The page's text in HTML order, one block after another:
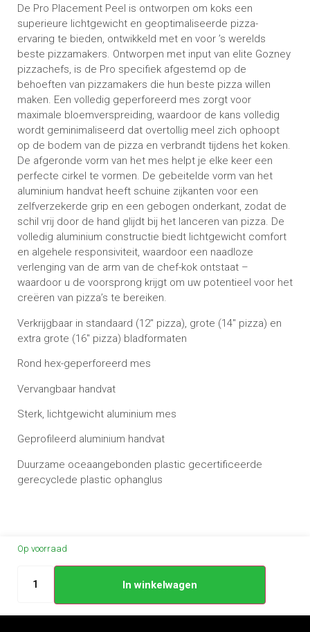
De Pro Placement Peel is ontworpen om koks een
superieure lichtgewicht en geoptimaliseerde pizza-
ervaring te bieden, ontwikkeld met en voor ’s werelds
beste pizzamakers. Ontworpen met input van elite Gozney
pizzachefs, is de Pro specifiek afgestemd op de
behoeften van pizzamakers die hun beste pizza willen
maken. Een volledig geperforeerd mes zorgt voor
maximale bloemverspreiding, waardoor de kans volledig
wordt geminimaliseerd dat overtollig meel zich ophoopt
op de bodem van de pizza en verbrandt tijdens het koken.
De afgeronde vorm van het mes helpt je elke keer een
perfecte cirkel te vormen. De gebeitelde vorm van het
aluminium handvat heeft schuine zijkanten voor een
zelfverzekerde grip en een gebogen onderkant, zodat de
schil vrij door de hand glijdt bij het lanceren van pizza. De
volledig aluminium constructie biedt lichtgewicht comfort
en algehele responsiviteit, waardoor een naadloze
verlenging van de arm van de chef-kok ontstaat –
waardoor u de voorsprong krijgt om uw potentieel voor het
creëren van pizza’s te bereiken.
Verkrijgbaar in standaard (12″ pizza), grote (14″ pizza) en
extra grote (16″ pizza) bladformaten
Rond hex-geperforeerd mes
Vervangbaar handvat
Sterk, lichtgewicht aluminium mes
Geprofileerd aluminium handvat
Duurzame oceaangebonden plastic gecertificeerde
gerecyclede plastic ophanglus
Op voorraad
In winkelwagen